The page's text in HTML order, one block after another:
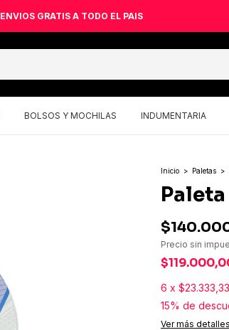
ENVIOS GRATIS A TODO EL PAIS
BOLSOS Y MOCHILAS INDUMENTARIA
Inicio > Paletas >
Precio sin
6 x $23.333,33
15% de
Ver más detalles